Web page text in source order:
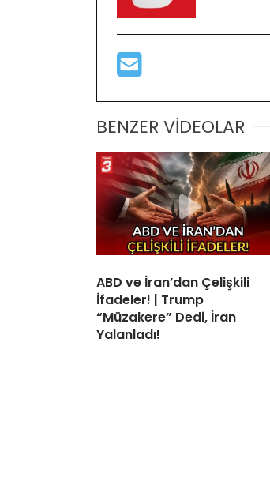
BENZER VİDEOLAR
ABD ve İran’dan Çelişkili
İfadeler! | Trump
“Müzakere” Dedi, İran
Yalanladı!